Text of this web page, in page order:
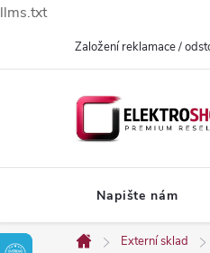
llms.txt
Založení reklamace /
Napište nám
Externí sklad